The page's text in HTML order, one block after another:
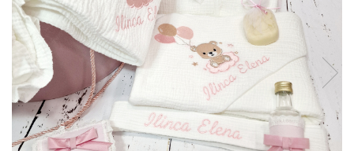
Botosei
Caciuli
Fulare si esarfe
Manusi
Saci de dormit bebe
Prosoape